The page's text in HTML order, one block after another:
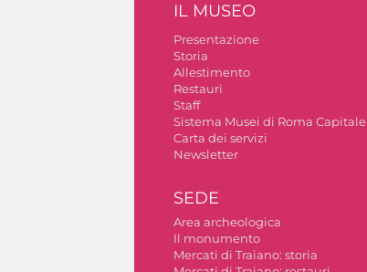
IL MUSEO
Presentazione
Storia
Allestimento
Restauri
Staff
Sistema Musei di Roma Capitale
Carta dei servizi
Newsletter
SEDE
Area archeologica
Il monumento
Mercati di Traiano: storia